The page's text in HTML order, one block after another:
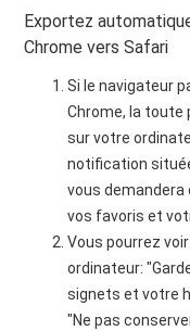
Exportez
Chrome vers Safari
Si le navigateur
Chrome, la toute
sur votre
notification
vous
vos favoris et
Vous pourrez
ordinateur:
signets et votre
"Ne pas